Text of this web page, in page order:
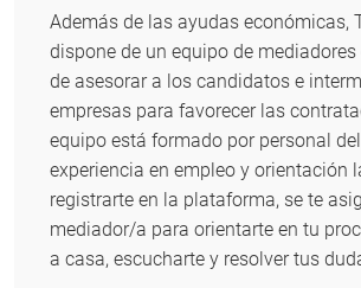
Además de las ayudas económicas,
dispone de un equipo de
de asesorar a los candidatos e
empresas para favorecer las
equipo está formado por personal del
experiencia en empleo y orientación
registrarte en la plataforma, se te
mediador/a para orientarte en tu
a casa, escucharte y resolver tus